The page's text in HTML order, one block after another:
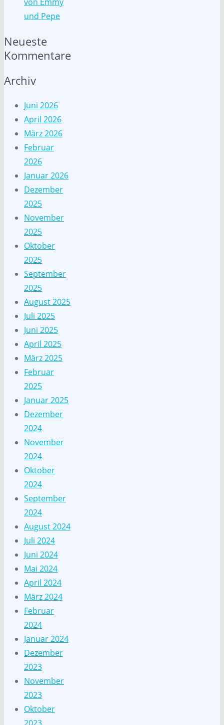
und Pepe
Neueste
Kommentare
Archiv
Juni 2026
April 2026
März 2026
Februar
2026
Januar 2026
Dezember
2025
November
2025
Oktober
2025
September
2025
August 2025
Juli 2025
Juni 2025
April 2025
März 2025
Februar
2025
Januar 2025
Dezember
2024
November
2024
Oktober
2024
September
2024
August 2024
Juli 2024
Juni 2024
Mai 2024
April 2024
März 2024
Februar
2024
Januar 2024
Dezember
2023
November
2023
Oktober